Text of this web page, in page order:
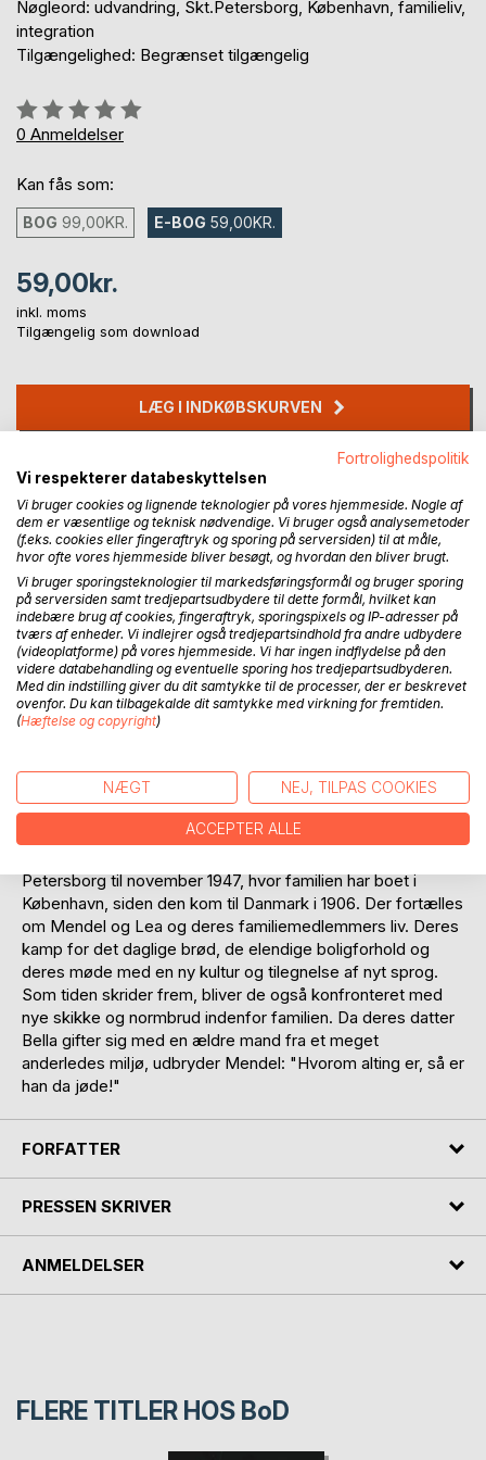
Nøgleord: udvandring, Skt.Petersborg, København, familieliv,
integration
Tilgængelighed: Begrænset tilgængelig
Anmeldelse::
0%
0 Anmeldelser
Kan fås som:
BOG 99,00KR. E-BOG 59,00KR.
59,00kr.
inkl. moms
Tilgængelig som download
LÆG I INDKØBSKURVEN
Føj til ønskeliste
Anmeld titel
BESKRIVELSE
"Hurtigere Lea, lad os komme væk, løb, så løb da!" skreg
og åndeløs … Det var den "blodige søndag" 1905 i St.
Petersborg ...
"Hvorom alting er" er en fortælling om en russisk-jødisk
Petersborg til november 1947, hvor familien har boet i
København, siden den kom til Danmark i 1906. Der fortælles
om Mendel og Lea og deres familiemedlemmers liv. Deres
kamp for det daglige brød, de elendige boligforhold og
deres møde med en ny kultur og tilegnelse af nyt sprog.
Som tiden skrider frem, bliver de også konfronteret med
nye skikke og normbrud indenfor familien. Da deres datter
Bella gifter sig med en ældre mand fra et meget
anderledes miljø, udbryder Mendel: "Hvorom alting er, så er
han da jøde!"
FORFATTER
PRESSEN SKRIVER
ANMELDELSER
FLERE TITLER HOS BoD
Fortrolighedspolitik
Vi respekterer databeskyttelsen
Vi bruger cookies og lignende teknologier på vores hjemmeside. Nogle af
dem er væsentlige og teknisk nødvendige. Vi bruger også analysemetoder
(f.eks. cookies eller fingeraftryk og sporing på serversiden) til at måle,
hvor ofte vores hjemmeside bliver besøgt, og hvordan den bliver brugt.
Vi bruger sporingsteknologier til markedsføringsformål og bruger sporing
på serversiden samt tredjepartsudbydere til dette formål, hvilket kan
indebære brug af cookies, fingeraftryk, sporingspixels og IP-adresser på
tværs af enheder. Vi indlejrer også tredjepartsindhold fra andre udbydere
(videoplatforme) på vores hjemmeside. Vi har ingen indflydelse på den
videre databehandling og eventuelle sporing hos tredjepartsudbyderen.
Med din indstilling giver du dit samtykke til de processer, der er beskrevet
ovenfor. Du kan tilbagekalde dit samtykke med virkning for fremtiden.
(Hæftelse og copyright)
NÆGT NEJ, TILPAS COOKIES
ACCEPTER ALLE